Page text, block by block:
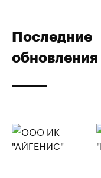
Последние
обновления